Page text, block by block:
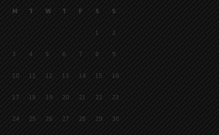
M
T W T F S S
1 2
3 4 5 6 7 8 9
10 11 12 13 14 15 16
17 18 19 20 21 22 23
24 25 26 27 28 29 30